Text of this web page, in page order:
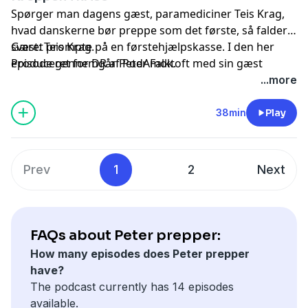
Spørger man dagens gæst, paramediciner Teis Krag,
hvad danskerne bør preppe som det første, så falder
svaret prompte på en førstehjælpskasse. I den her
episode gennemgår Peter Falktoft med sin gæst
behandlingen af forbrændinger, kraftige blødninger
og der aflives undervejs et par sejlivede myter, som
danskerne har fået galt i krisen. Hvad sker der med
kroppen, når vi er pressede under en krise og hvilke
Gæst: Teis Krag.
Produceret for DR af PodAmok.
...more
38min Play
Prev 1 2 Next
FAQs about Peter prepper:
How many episodes does Peter prepper
have?
The podcast currently has 14 episodes
available.